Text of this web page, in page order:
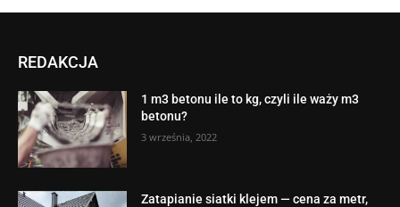
REDAKCJA
1 m3 betonu ile to kg, czyli ile waży m3
betonu?
3 września, 2022
Zatapianie siatki klejem — cena za metr,